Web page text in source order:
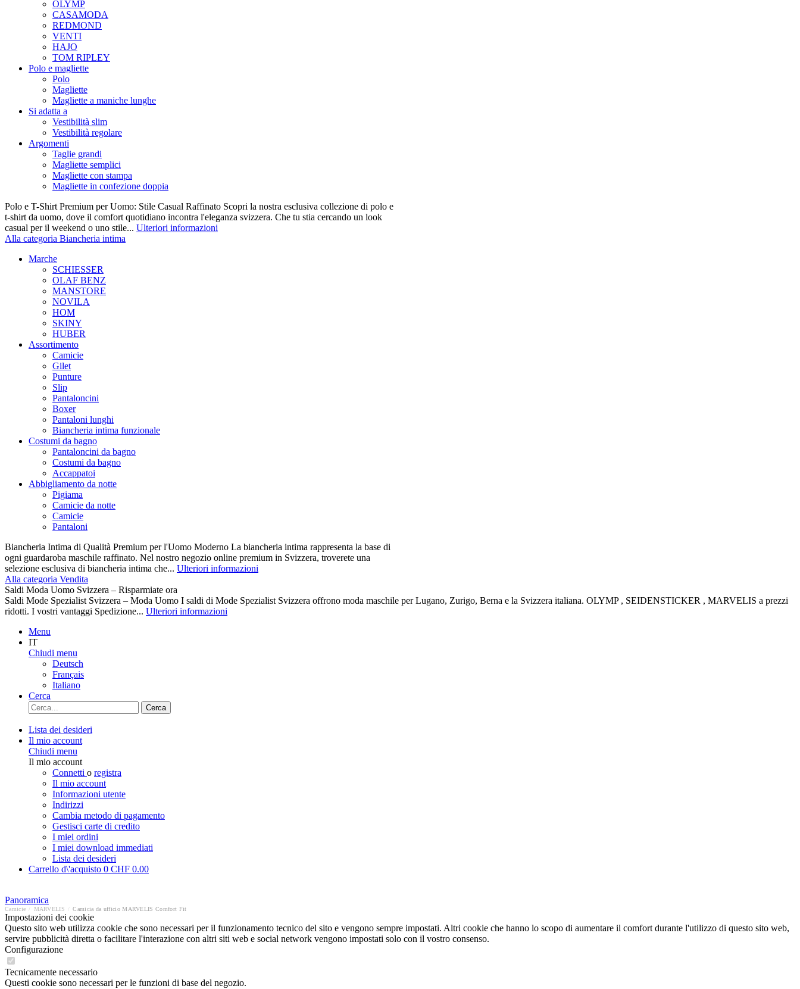
OLYMP
CASAMODA
REDMOND
VENTI
HAJO
TOM RIPLEY
Polo e magliette
Polo
Magliette
Magliette a maniche lunghe
Si adatta a
Vestibilità slim
Vestibilità regolare
Argomenti
Taglie grandi
Magliette semplici
Magliette con stampa
Magliette in confezione doppia
Polo e T-Shirt Premium per Uomo: Stile Casual Raffinato Scopri la nostra esclusiva collezione di polo e
t-shirt da uomo, dove il comfort quotidiano incontra l'eleganza svizzera. Che tu stia cercando un look
casual per il weekend o uno stile... Ulteriori informazioni
Alla categoria Biancheria intima
Marche
SCHIESSER
OLAF BENZ
MANSTORE
NOVILA
HOM
SKINY
HUBER
Assortimento
Camicie
Gilet
Punture
Slip
Pantaloncini
Boxer
Pantaloni lunghi
Biancheria intima funzionale
Costumi da bagno
Pantaloncini da bagno
Costumi da bagno
Accappatoi
Abbigliamento da notte
Pigiama
Camicie da notte
Camicie
Pantaloni
Biancheria Intima di Qualità Premium per l'Uomo Moderno La biancheria intima rappresenta la base di
ogni guardaroba maschile raffinato. Nel nostro negozio online premium in Svizzera, troverete una
selezione esclusiva di biancheria intima che... Ulteriori informazioni
Alla categoria Vendita
Saldi Moda Uomo Svizzera – Risparmiate ora
Saldi Mode Spezialist Svizzera – Moda Uomo I saldi di Mode Spezialist Svizzera offrono moda maschile per Lugano, Zurigo, Berna e la Svizzera italiana. OLYMP , SEIDENSTICKER , MARVELIS a prezzi
ridotti. I vostri vantaggi Spedizione... Ulteriori informazioni
Menu
IT
Chiudi menu
Deutsch
Français
Italiano
Cerca
Cerca
Lista dei desideri
Il mio account
Chiudi menu
Il mio account
Connetti o registra
Il mio account
Informazioni utente
Indirizzi
Cambia metodo di pagamento
Gestisci carte di credito
I miei ordini
I miei download immediati
Lista dei desideri
Carrello d\'acquisto 0 CHF 0.00
Panoramica
Camicie MARVELIS Camicia da ufficio MARVELIS Comfort Fit
Impostazioni dei cookie
Questo sito web utilizza cookie che sono necessari per il funzionamento tecnico del sito e vengono sempre impostati. Altri cookie che hanno lo scopo di aumentare il comfort durante l'utilizzo di questo sito web,
servire pubblicità diretta o facilitare l'interazione con altri siti web e social network vengono impostati solo con il vostro consenso.
Configurazione
Tecnicamente necessario
Questi cookie sono necessari per le funzioni di base del negozio.